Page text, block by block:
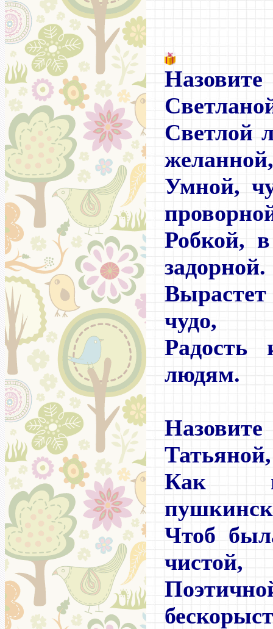
Светлой
желанной,
Умной,
Робкой,
задорной.
чудо,
Радость
людям.
Татьяной,
Как
Чтоб
чистой,